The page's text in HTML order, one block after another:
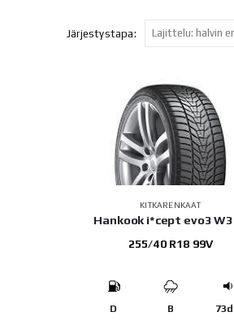
Järjestystapa:
KITKARENKAAT
Hankook i*cept evo3
255/40 R18 99V
D B